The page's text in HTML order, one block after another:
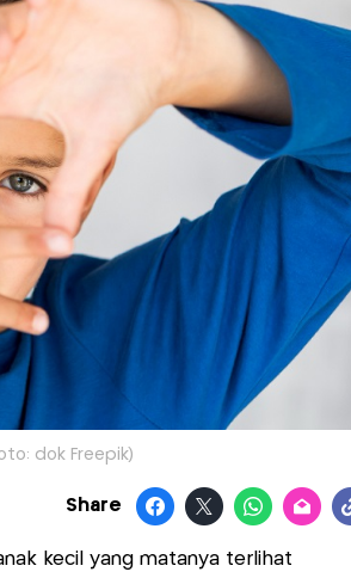
dok Freepik)
Share
kecil yang matanya terlihat